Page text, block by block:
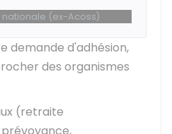
nationale (ex-Acoss)
demande d'adhésion,
des organismes
(retraite